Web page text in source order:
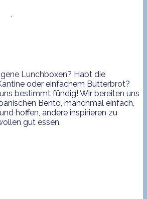
Lunchboxen? Habt die
oder einfachem Butterbrot?
bestimmt fündig! Wir bereiten uns
Bento, manchmal einfach,
hoffen, andere inspirieren zu
gut essen.